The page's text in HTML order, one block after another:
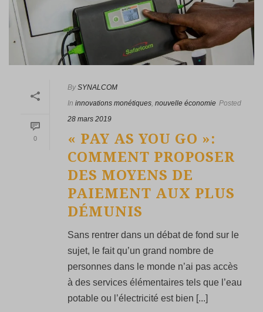
0
By SYNALCOM
In innovations monétiques nouvelle économie Posted
28 mars 2019
« PAY AS YOU GO »:
COMMENT PROPOSER
DES MOYENS DE
PAIEMENT AUX PLUS
DÉMUNIS
Sans rentrer dans un débat de fond sur le
sujet, le fait qu’un grand nombre de
personnes dans le monde n’ai pas accès
à des services élémentaires tels que l’eau
potable ou l’électricité est bien [...]